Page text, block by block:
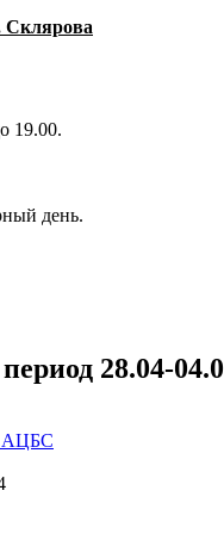
19.00.
день.
28.04-
АЦБС